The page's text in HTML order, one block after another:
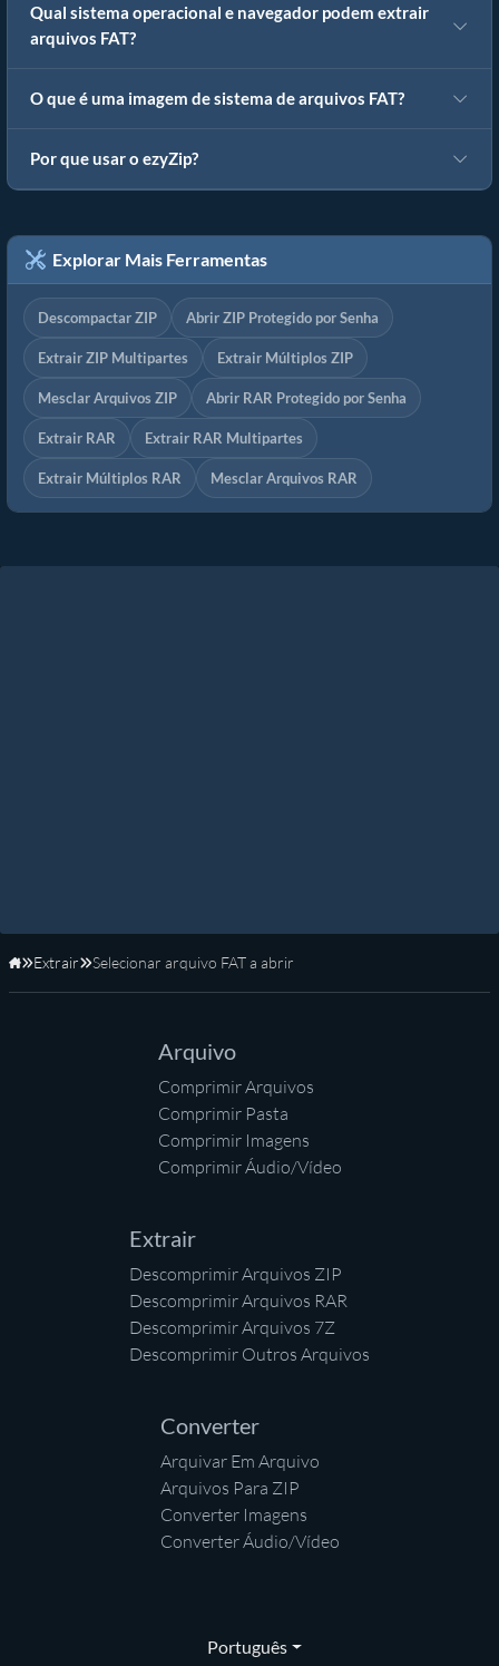
Qual sistema operacional e navegador podem extrair
arquivos FAT?
O que é uma imagem de sistema de arquivos FAT?
Por que usar o ezyZip?
Explorar Mais Ferramentas
Descompactar ZIP Abrir ZIP Protegido por Senha
Extrair ZIP Multipartes Extrair Múltiplos ZIP
Mesclar Arquivos ZIP Abrir RAR Protegido por Senha
Extrair RAR Extrair RAR Multipartes
Extrair Múltiplos RAR Mesclar Arquivos RAR
Início
Extrair Selecionar arquivo FAT a abrir
Arquivo
Comprimir Arquivos
Comprimir Pasta
Comprimir Imagens
Comprimir Áudio/Vídeo
Extrair
Descomprimir Arquivos ZIP
Descomprimir Arquivos RAR
Descomprimir Arquivos 7Z
Descomprimir Outros Arquivos
Converter
Arquivar Em Arquivo
Arquivos Para ZIP
Converter Imagens
Converter Áudio/Vídeo
Português